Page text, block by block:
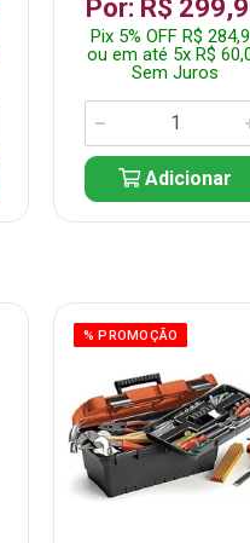
Por: R$
Pix 5% OFF R$
ou em até 5x R$
Sem Juros
Adicionar
% PROMOÇÃO